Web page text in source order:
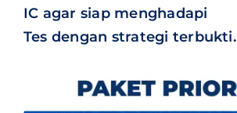
IC agar siap menghadapi
Tes dengan strategi terbukti.